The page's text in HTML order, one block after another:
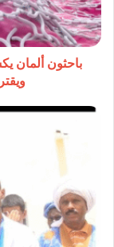
الأرومي
العصبي
ويقترحون
استراتيجية
باحثون ألمان
تدشين
لكعيدة
في
عدل